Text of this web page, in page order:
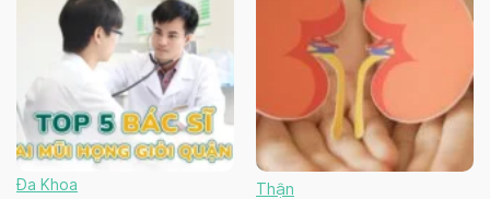
Đa Khoa Thận